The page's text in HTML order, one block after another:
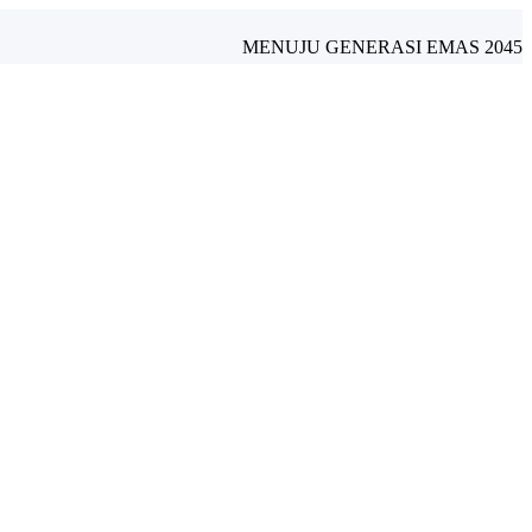
MENUJU GENERASI EMAS 2045